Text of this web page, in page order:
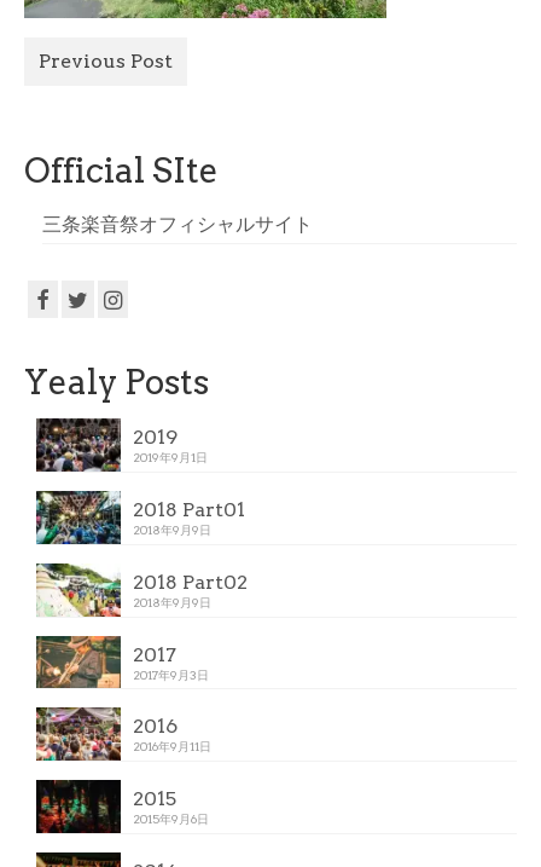
Previous Post
Official SIte
三条楽音祭オフィシャルサイト
Yealy Posts
2019
2019年9月1日
2018 Part01
2018年9月9日
2018 Part02
2018年9月9日
2017
2017年9月3日
2016
2016年9月11日
2015
2015年9月6日